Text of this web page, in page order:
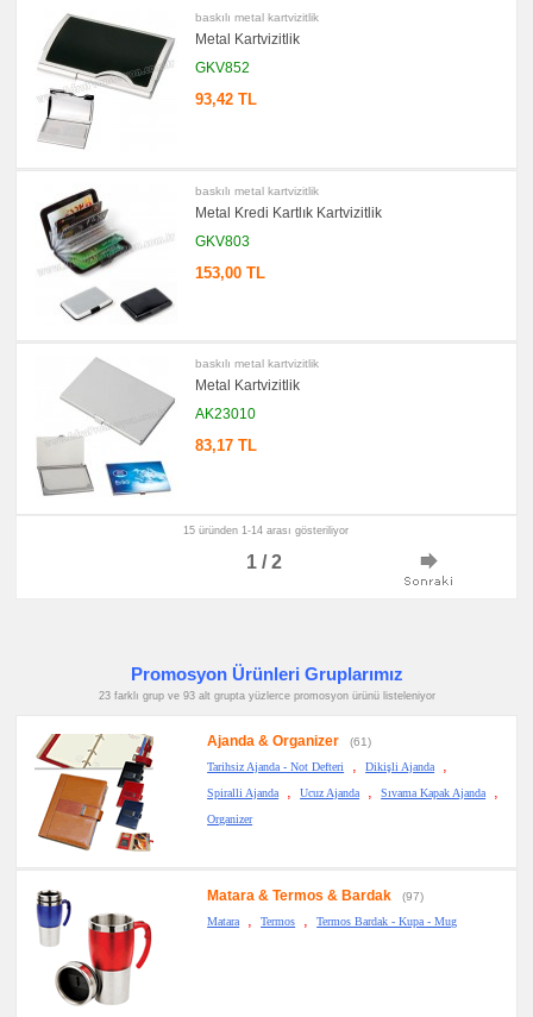
baskılı metal kartvizitlik
Metal Kartvizitlik
GKV852
93,42 TL
baskılı metal kartvizitlik
Metal Kredi Kartlık Kartvizitlik
GKV803
153,00 TL
baskılı metal kartvizitlik
Metal Kartvizitlik
AK23010
83,17 TL
15 üründen 1-14 arası gösteriliyor
1 / 2
Promosyon Ürünleri Gruplarımız
23 farklı grup ve 93 alt grupta yüzlerce promosyon ürünü listeleniyor
Ajanda & Organizer
(61)
Tarihsiz Ajanda - Not Defteri
, Dikişli Ajanda ,
Spiralli Ajanda , Ucuz Ajanda , Sıvama Kapak Ajanda ,
Organizer
Matara & Termos & Bardak
(97)
Matara
, Termos , Termos Bardak - Kupa - Mug
Sekreter
Bloknot
Masa
Seti
&
Sümen
Takımı
Notluk
Seti
&
Not
Tutucu
Bilgisayar
Aksesuarları
Diğer
Ürünler